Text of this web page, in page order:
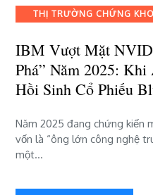
trong
bứt
phá”
năm
2025:
AI
doanh
hồi
THỊ TRƯỜNG CHỨNG
IBM Vượt Mặt
Phá” Năm 2025:
Hồi Sinh Cổ Phiếu
Năm 2025 đang chứng kiến
vốn là “ông lớn công nghệ
một…